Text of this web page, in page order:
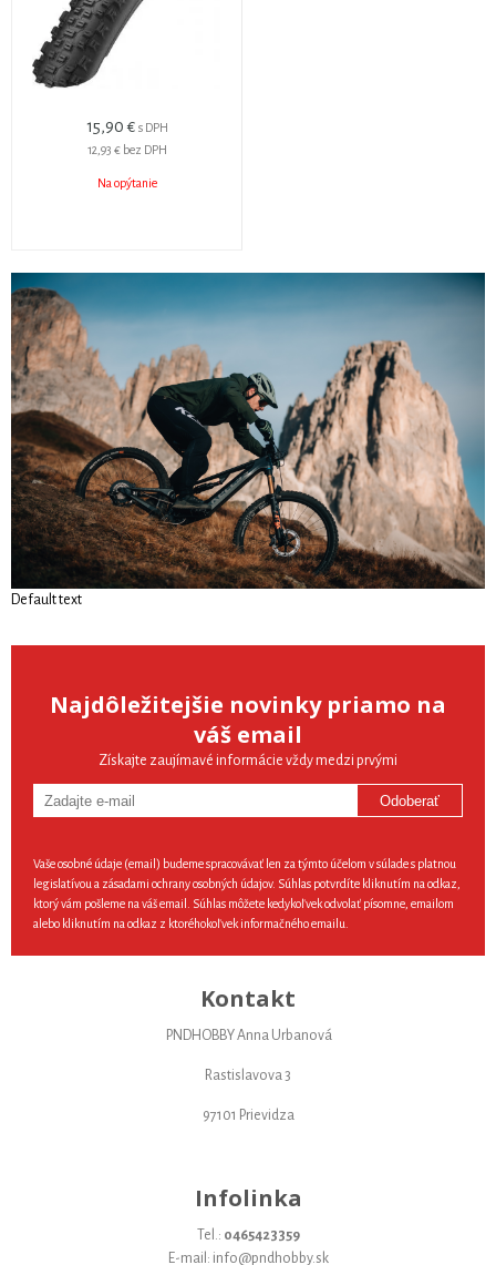
15,90 € s DPH
12,93 € bez DPH
Na opýtanie
Default text
Najdôležitejšie novinky priamo na
váš email
Získajte zaujímavé informácie vždy medzi prvými
Odoberať
Vaše osobné údaje (email) budeme spracovávať len za týmto účelom v súlade s platnou
legislatívou a zásadami ochrany osobných údajov. Súhlas potvrdíte kliknutím na odkaz,
ktorý vám pošleme na váš email. Súhlas môžete kedykoľvek odvolať písomne, emailom
alebo kliknutím na odkaz z ktoréhokoľvek informačného emailu.
Kontakt
PNDHOBBY Anna Urbanová
Rastislavova 3
97101 Prievidza
Infolinka
Tel.: 0465423359
E-mail: info@pndhobby.sk